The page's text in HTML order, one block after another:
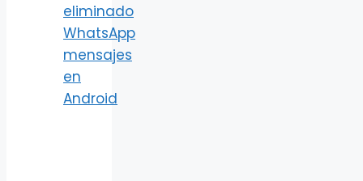
eliminado
WhatsApp
mensajes
en
Android